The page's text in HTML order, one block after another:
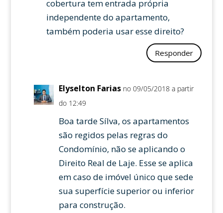
cobertura tem entrada própria
independente do apartamento,
também poderia usar esse direito?
Responder
Elyselton Farias no 09/05/2018 a partir
do 12:49
Boa tarde Sílva, os apartamentos
são regidos pelas regras do
Condomínio, não se aplicando o
Direito Real de Laje. Esse se aplica
em caso de imóvel único que sede
sua superfície superior ou inferior
para construção.